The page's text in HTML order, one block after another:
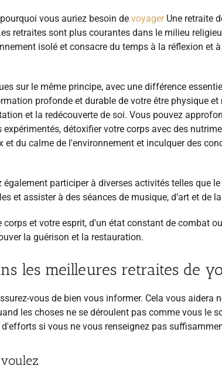
vous auriez besoin de voyagerUne retraite
retraites sont plus courantes dans le milieu
isolé et consacre du temps à la réflexion et
sur le même principe, avec une différence
profonde et durable de votre être physique
et la redécouverte de soi. Vous pouvez
détoxifier votre corps avec des
du calme de l'environnement et inculquer des
également participer à diverses activités telles que
et assister à des séances de musique, d’art et de
et votre esprit, d'un état constant de combat
la guérison et la restauration.
les meilleures retraites de
vous de bien vous informer. Cela vous aidera
les choses ne se déroulent pas comme vous le
si vous ne vous renseignez pas